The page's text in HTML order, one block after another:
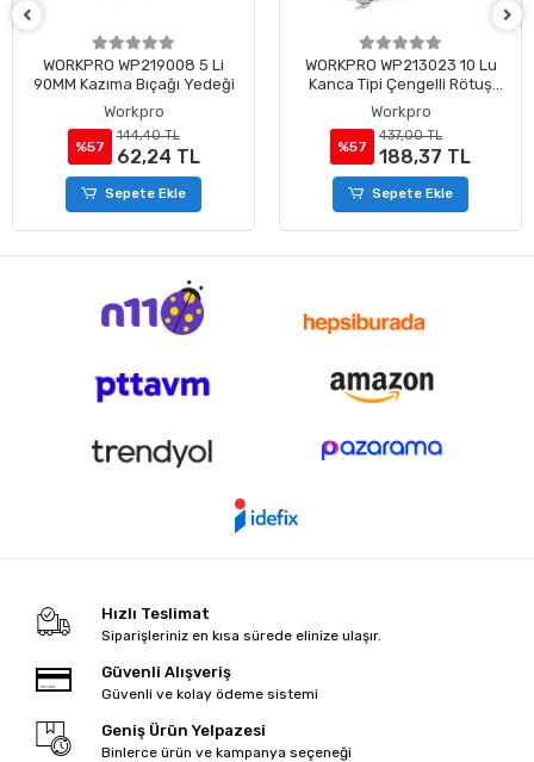
WORKPRO WP219008 5 Li
90MM Kazıma Bıçağı Yedeği
Workpro
%57
144,40 TL
62,24 TL
Sepete Ekle
WORKPRO WP213023 10 Lu
Kanca Tipi Çengelli Rötuş
Maket Bıçağı Yedeği
Workpro
%57
437,00 TL
188,37 TL
Sepete Ekle
Hızlı Teslimat
Siparişleriniz en kısa sürede elinize ulaşır.
Güvenli Alışveriş
Güvenli ve kolay ödeme sistemi
Geniş Ürün Yelpazesi
Binlerce ürün ve kampanya seçeneği